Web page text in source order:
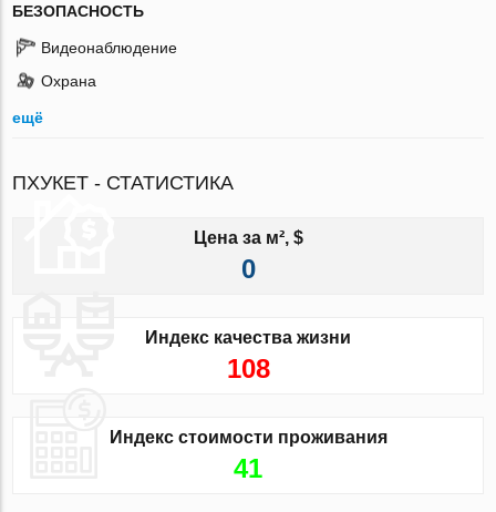
БЕЗОПАСНОСТЬ
Видеонаблюдение
Охрана
ещё
ПХУКЕТ - СТАТИСТИКА
Цена за м², $
0
Индекс качества жизни
108
Индекс стоимости проживания
41